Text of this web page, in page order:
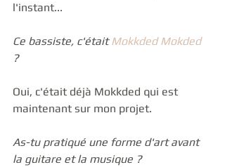
l'instant...
Ce bassiste, c'était Mokkded Mokded
?
Oui, c'était déjà Mokkded qui est
maintenant sur mon projet.
As-tu pratiqué une forme d'art avant
la guitare et la musique ?